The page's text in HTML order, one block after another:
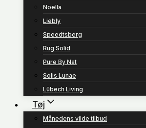
Noella
Liebly
Speedtsberg
Rug Solid
Pure By Nat
Solis Lunae
Lübech Living
Tøj
Månedens vilde tilbud